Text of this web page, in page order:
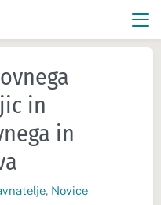
in
in
, Novice